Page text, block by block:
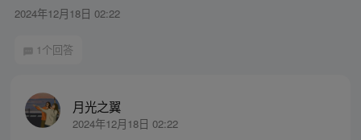
2024年12月18日 02:22
1个回答
月光之翼
2024年12月18日 02:22